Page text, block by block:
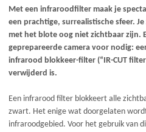
Met een infraroodfilter maak je
een prachtige, surrealistische sfeer.
met het blote oog niet zichtbaar zijn.
geprepareerde camera voor nodig:
infrarood blokkeer-filter (“IR-CUT
verwijderd is.
Een infrarood filter blokkeert alle
zwart. Het enige wat doorgelaten
infraroodgebied. Voor het gebruik van